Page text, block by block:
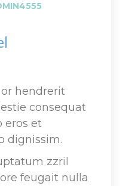
hendrerit
consequat
eros et
dignissim.
zzril
feugait nulla